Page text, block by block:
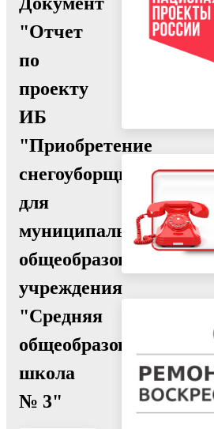
"Отчет
по
проекту
ИБ
"Приобретение
снегоуборщика
для
муниципального
общеобразовательного
учреждения
"Средняя
общеобразовательная
школа
№ 3"